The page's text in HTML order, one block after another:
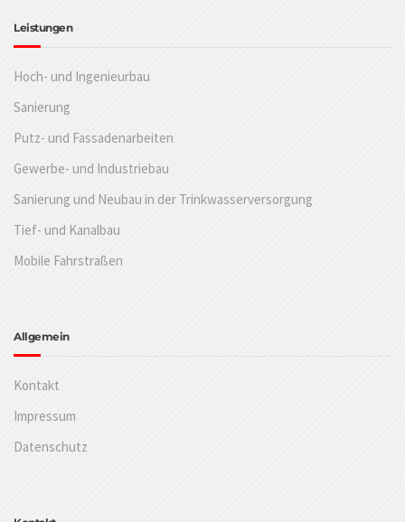
Leistungen
Hoch- und Ingenieurbau
Sanierung
Putz- und Fassadenarbeiten
Gewerbe- und Industriebau
Sanierung und Neubau in der Trinkwasserversorgung
Tief- und Kanalbau
Mobile Fahrstraßen
Allgemein
Kontakt
Impressum
Datenschutz